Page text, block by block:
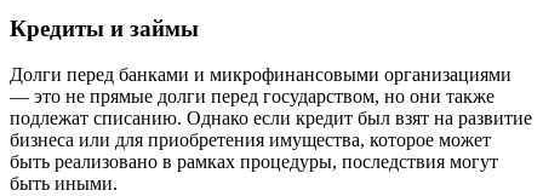
Кредиты и займы
Долги перед банками и микрофинансовыми организациями
— это не прямые долги перед государством, но они также
подлежат списанию. Однако если кредит был взят на развитие
бизнеса или для приобретения имущества, которое может
быть реализовано в рамках процедуры, последствия могут
быть иными.